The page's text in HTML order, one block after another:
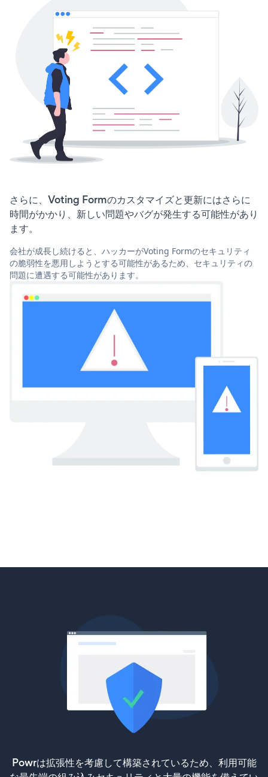
さらに、Voting Formのカスタマイズと更新にはさらに
時間がかかり、新しい問題やバグが発生する可能性があり
ます。
会社が成長し続けると、ハッカーがVoting Formのセキュリティ
の脆弱性を悪用しようとする可能性があるため、セキュリティの
問題に遭遇する可能性があります。
Powrは拡張性を考慮して構築されているため、利用可能